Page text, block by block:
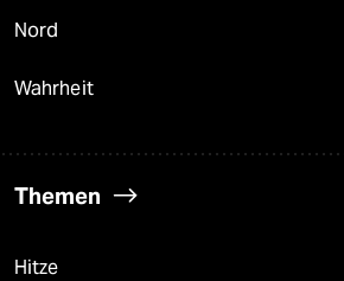
Nord
Wahrheit
Themen
Hitze